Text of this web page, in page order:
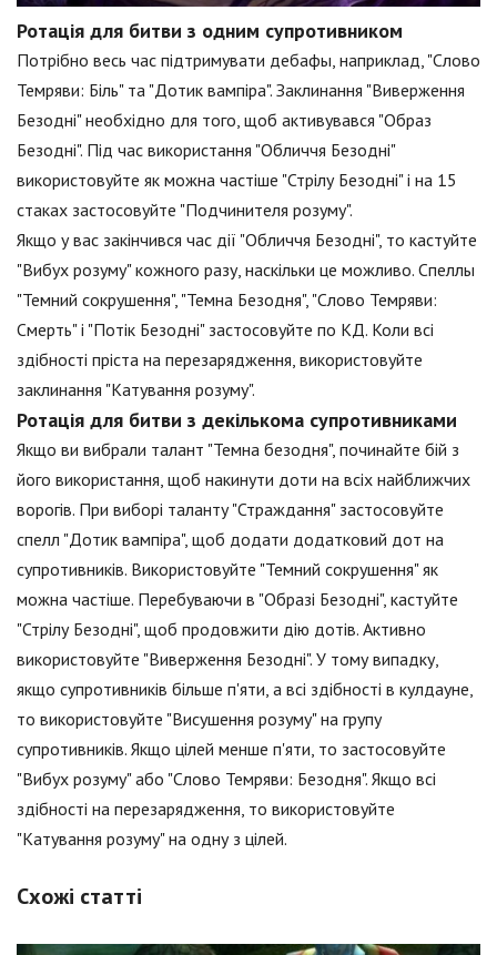
Ротація для битви з одним супротивником
Потрібно весь час підтримувати дебафы, наприклад, "Слово
Темряви: Біль" та "Дотик вампіра". Заклинання "Виверження
Безодні" необхідно для того, щоб активувався "Образ
Безодні". Під час використання "Обличчя Безодні"
використовуйте як можна частіше "Стрілу Безодні" і на 15
стаках застосовуйте "Подчинителя розуму".
Якщо у вас закінчився час дії "Обличчя Безодні", то кастуйте
"Вибух розуму" кожного разу, наскільки це можливо. Спеллы
"Темний сокрушення", "Темна Безодня", "Слово Темряви:
Смерть" і "Потік Безодні" застосовуйте по КД. Коли всі
здібності пріста на перезарядження, використовуйте
заклинання "Катування розуму".
Ротація для битви з декількома супротивниками
Якщо ви вибрали талант "Темна безодня", починайте бій з
його використання, щоб накинути доти на всіх найближчих
ворогів. При виборі таланту "Страждання" застосовуйте
спелл "Дотик вампіра", щоб додати додатковий дот на
супротивників. Використовуйте "Темний сокрушення" як
можна частіше. Перебуваючи в "Образі Безодні", кастуйте
"Стрілу Безодні", щоб продовжити дію дотів. Активно
використовуйте "Виверження Безодні". У тому випадку,
якщо супротивників більше п'яти, а всі здібності в кулдауне,
то використовуйте "Висушення розуму" на групу
супротивників. Якщо цілей менше п'яти, то застосовуйте
"Вибух розуму" або "Слово Темряви: Безодня". Якщо всі
здібності на перезарядження, то використовуйте
"Катування розуму" на одну з цілей.
Схожі статті